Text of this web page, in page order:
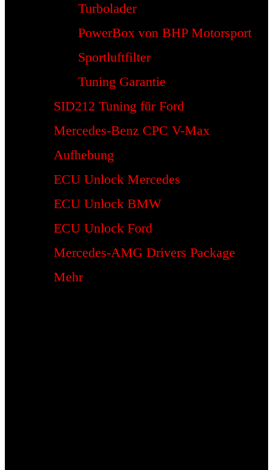
Turbolader
PowerBox von BHP Motorsport
Sportluftfilter
Tuning Garantie
SID212 Tuning für Ford
Mercedes-Benz CPC V-Max
Aufhebung
ECU Unlock Mercedes
ECU Unlock BMW
ECU Unlock Ford
Mercedes-AMG Drivers Package
Mehr